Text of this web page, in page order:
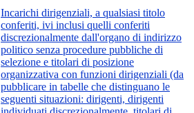
Incarichi dirigenziali, a qualsiasi titolo
conferiti, ivi inclusi quelli conferiti
discrezionalmente dall'organo di indirizzo
politico senza procedure pubbliche di
selezione e titolari di posizione
organizzativa con funzioni dirigenziali (da
pubblicare in tabelle che distinguano le
seguenti situazioni: dirigenti, dirigenti